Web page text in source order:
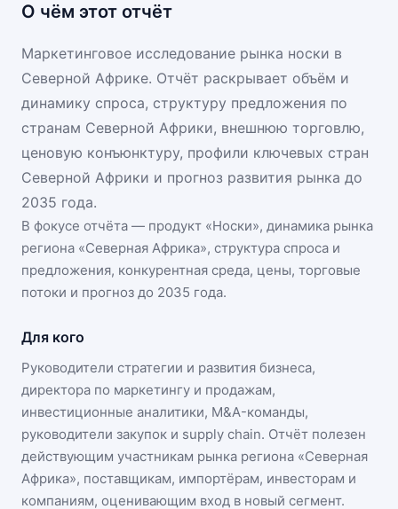
О чём этот отчёт
Маркетинговое исследование рынка носки в
Северной Африке. Отчёт раскрывает объём и
динамику спроса, структуру предложения по
странам Северной Африки, внешнюю торговлю,
ценовую конъюнктуру, профили ключевых стран
Северной Африки и прогноз развития рынка до
2035 года.
В фокусе отчёта — продукт «Носки», динамика рынка
региона «Северная Африка», структура спроса и
предложения, конкурентная среда, цены, торговые
потоки и прогноз до 2035 года.
Для кого
Руководители стратегии и развития бизнеса,
директора по маркетингу и продажам,
инвестиционные аналитики, M&A-команды,
руководители закупок и supply chain. Отчёт полезен
действующим участникам рынка региона «Северная
Африка», поставщикам, импортёрам, инвесторам и
компаниям, оценивающим вход в новый сегмент.